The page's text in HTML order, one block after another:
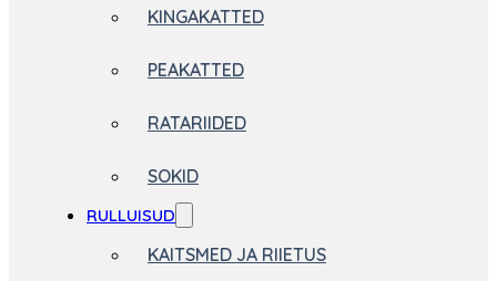
KINGAKATTED
PEAKATTED
RATARIIDED
SOKID
RULLUISUD
KAITSMED JA RIIETUS